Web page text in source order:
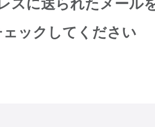
スに送られたメール
ックしてください